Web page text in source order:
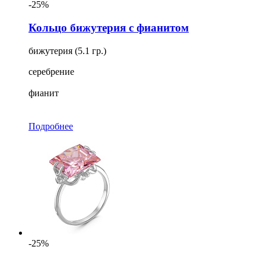
-25%
Кольцо бижутерия с фианитом
бижутерия (5.1 гр.)
серебрение
фианит
Подробнее
-25%